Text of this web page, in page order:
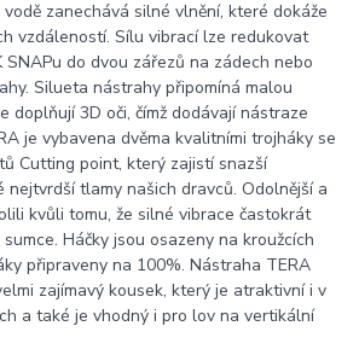
zanechává silné vlnění, které dokáže
vzdáleností. Sílu vibrací lze redukovat
SNAPu do dvou zářezů na zádech nebo
Silueta nástrahy připomíná malou
doplňují 3D oči, čímž dodávají nástraze
je vybavena dvěma kvalitními trojháky se
Cutting point, který zajistí snazší
tlamy našich dravců. Odolnější a
kvůli tomu, že silné vibrace častokrát
Háčky jsou osazeny na kroužcích
připraveny na 100%. Nástraha TERA
zajímavý kousek, který je atraktivní i v
a také je vhodný i pro lov na vertikální